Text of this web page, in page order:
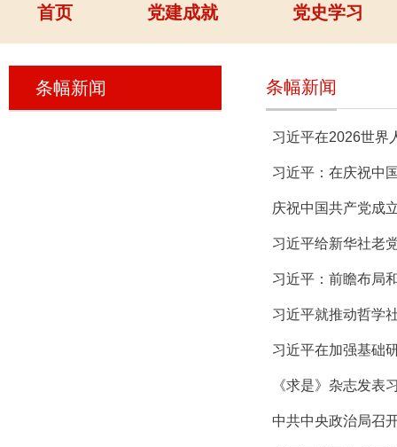
首页 党建成就 党史学习
条幅新闻 条幅新闻
习近平在2026世界
习近平：在庆祝中
庆祝中国共产党成
习近平给新华社老
习近平：前瞻布局
习近平就推动哲学
习近平在加强基础
《求是》杂志发表
中共中央政治局召